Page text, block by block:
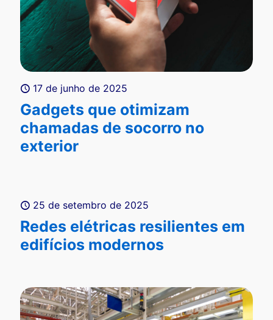
17 de junho de 2025
Gadgets que otimizam
chamadas de socorro no
exterior
25 de setembro de 2025
Redes elétricas resilientes em
edifícios modernos